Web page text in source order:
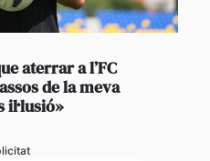
aterrar a l’FC
de la meva
il·lusió»